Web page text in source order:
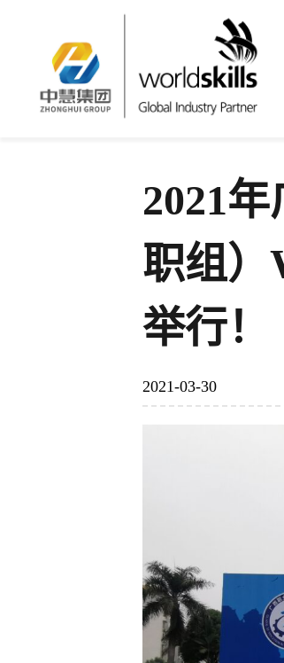
公司新闻
2021
职组）
举行！
2021-03-30